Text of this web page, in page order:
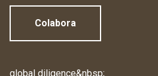
Colabora